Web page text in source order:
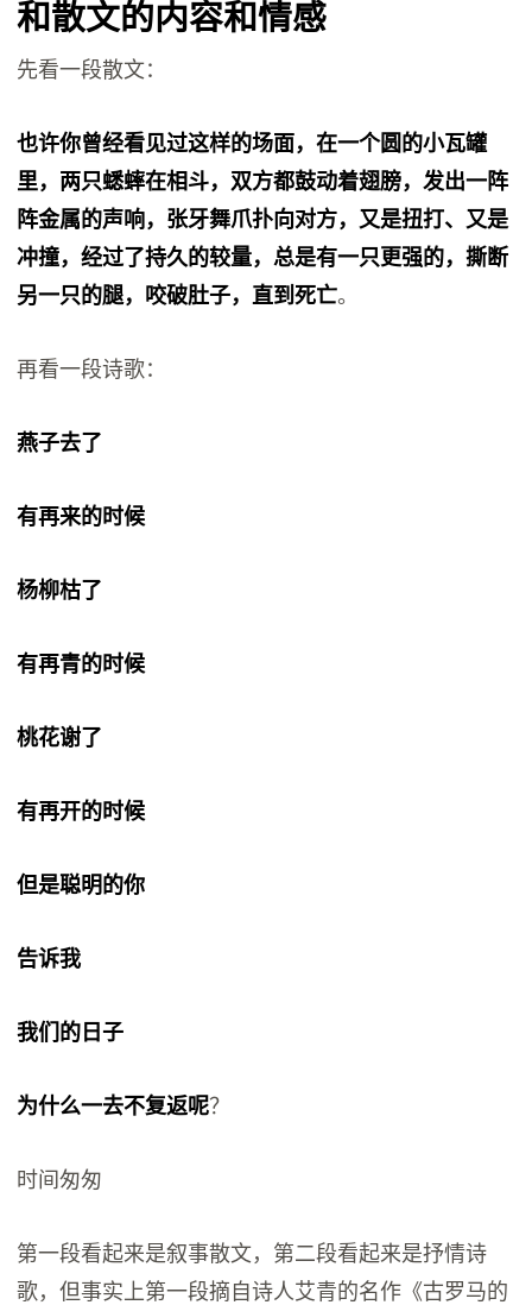
和散文的内容和情感
先看一段散文：
也许你曾经看见过这样的场面，在一个圆的小瓦罐
里，两只蟋蟀在相斗，双方都鼓动着翅膀，发出一阵
阵金属的声响，张牙舞爪扑向对方，又是扭打、又是
冲撞，经过了持久的较量，总是有一只更强的，撕断
另一只的腿，咬破肚子，直到死亡。
再看一段诗歌：
燕子去了
有再来的时候
杨柳枯了
有再青的时候
桃花谢了
有再开的时候
但是聪明的你
告诉我
我们的日子
为什么一去不复返呢？
时间匆匆
第一段看起来是叙事散文，第二段看起来是抒情诗
歌，但事实上第一段摘自诗人艾青的名作《古罗马的